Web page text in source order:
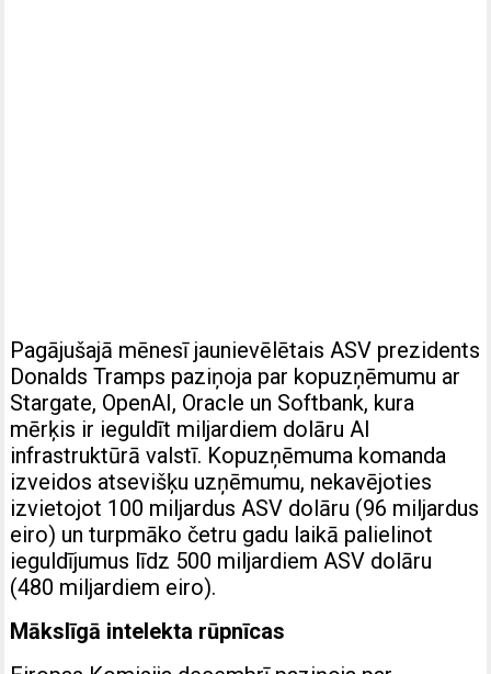
Pagājušajā mēnesī jaunievēlētais ASV prezidents
Donalds Tramps paziņoja par kopuzņēmumu ar
Stargate, OpenAI, Oracle un Softbank, kura
mērķis ir ieguldīt miljardiem dolāru AI
infrastruktūrā valstī. Kopuzņēmuma komanda
izveidos atsevišķu uzņēmumu, nekavējoties
izvietojot 100 miljardus ASV dolāru (96 miljardus
eiro) un turpmāko četru gadu laikā palielinot
ieguldījumus līdz 500 miljardiem ASV dolāru
(480 miljardiem eiro).
Mākslīgā intelekta rūpnīcas